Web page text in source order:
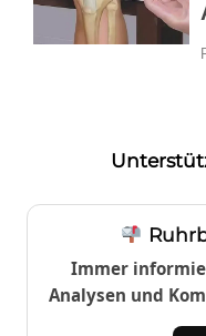
Immer
Analysen und